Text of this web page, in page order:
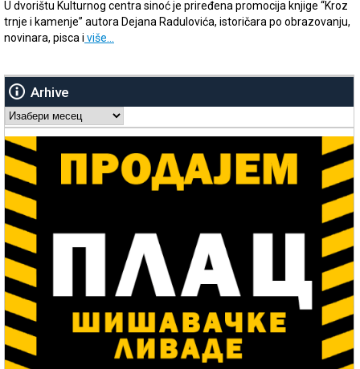
U dvorištu Kulturnog centra sinoć je priređena promocija knjige “Kroz
trnje i kamenje” autora Dejana Radulovića, istoričara po obrazovanju,
novinara, pisca i više…
Arhive
Arhive